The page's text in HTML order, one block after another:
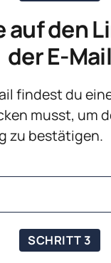
auf den
der E-Mail
findest du
musst, um
zu bestätigen.
SCHRITT 3